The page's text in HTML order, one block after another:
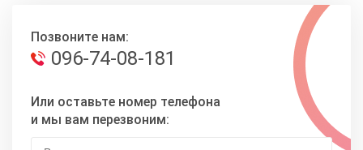
Позвоните нам:
096-74-08-181
Или оставьте номер телефона
и мы вам перезвоним: